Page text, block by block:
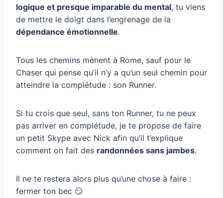
logique et presque imparable du mental, tu viens
de mettre le doigt dans l’engrenage de la
dépendance émotionnelle.
Tous les chemins mènent à Rome, sauf pour le
Chaser qui pense qu’il n’y a qu’un seul chemin pour
atteindre la complétude : son Runner.
Si tu crois que seul, sans ton Runner, tu ne peux
pas arriver en complétude, je te propose de faire
un petit Skype avec Nick afin qu’il t’explique
comment on fait des randonnées sans jambes.
Il ne te restera alors plus qu’une chose à faire :
fermer ton bec 😏